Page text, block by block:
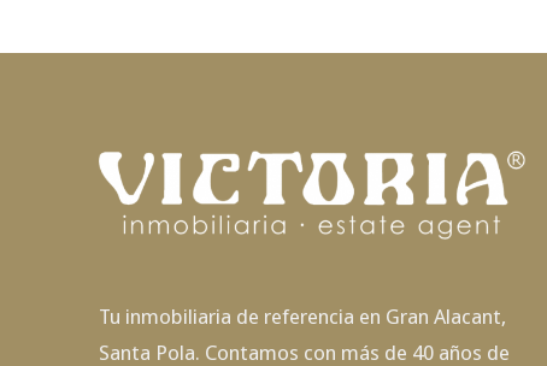
Tu inmobiliaria de referencia en Gran Alacant,
Santa Pola. Contamos con más de 40 años de